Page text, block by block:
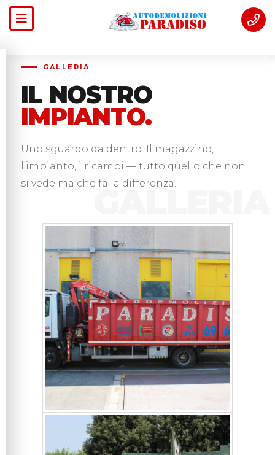
GALLERIA
IL NOSTRO
IMPIANTO.
Uno sguardo da dentro. Il magazzino,
l'impianto, i ricambi — tutto quello che non
si vede ma che fa la differenza.